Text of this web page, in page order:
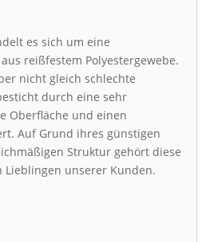
es sich um eine
reißfestem Polyestergewebe.
nicht gleich schlechte
durch eine sehr
Oberfläche und einen
Auf Grund ihres günstigen
Struktur gehört diese
Lieblingen unserer Kunden.